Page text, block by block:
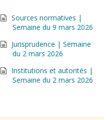
Sources normatives |
Semaine du 9 mars 2026
Jurisprudence | Semaine
du 2 mars 2026
Institutions et autorités |
Semaine du 2 mars 2026